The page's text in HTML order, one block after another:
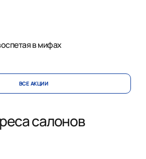
в мифах
ВСЕ АКЦИИ
салонов